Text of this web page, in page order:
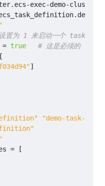
. ecs-exec-demo-cluster
. demo
= true
]
"demo-task-
=
[